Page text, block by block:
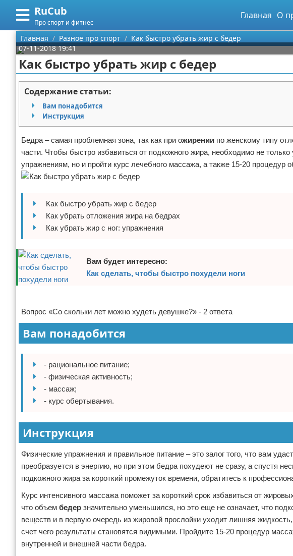
RuCub
Про спорт и фитнес
Главная О
Меню
Главная
Категории
Аэробика
Разное про спорт
Баскетбол
Бодибилдинг
Конный спорт
Экстримальный спорт
Футбол
Боевые виды искусства
Как накачаться
Теннис
Легкая атлетика
Водный спорт
Похудание
Йога и пилатес
Хоккей
Волейбол
Детский спорт
Зимние виды спорта
Тренировки дома
Спортивное питание
Поиск
О проекте
Контакты
Сотрудничество
Размещение рекламы
Для правообладателей
Условия предоставления информации
Отказ от ответственности
Главная Разное про спорт
Как быстро убрать жир с бедер
07-11-2018 19:41
Как быстро убрать жир с бедер
Содержание статьи:
Вам понадобится
Инструкция
Бедра – самая проблемная зона, так как при ожирении по женскому типу
части. Чтобы быстро избавиться от подкожного жира, необходимо не
упражнениям, но и пройти курс лечебного массажа, а также 15-20 процедур
Как быстро убрать жир с бедер
Как убрать отложения жира на бедрах
Как убрать жир с ног: упражнения
Вам будет интересно:
Как сделать, чтобы быстро похудели ноги
Вопрос «Со скольки лет можно худеть девушке?» - 2 ответа
Вам понадобится
- рациональное питание;
- физическая активность;
- массаж;
- курс обертывания.
Инструкция
Физические упражнения и правильное питание – это залог того, что вам
преобразуется в энергию, но при этом бедра похудеют не сразу, а спустя
подкожного жира за короткий промежуток времени, обратитесь к
Курс интенсивного массажа поможет за короткий срок избавиться от
что объем бедер значительно уменьшился, но это еще не означает, что
веществ и в первую очередь из жировой прослойки уходит лишняя
счет чего результаты становятся видимыми. Пройдите 15-20 процедур
внутренней и внешней части бедра.